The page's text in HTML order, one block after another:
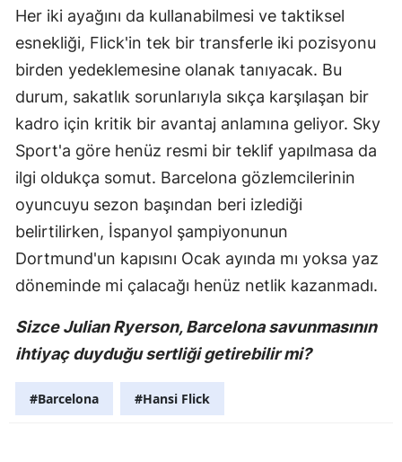
Her iki ayağını da kullanabilmesi ve taktiksel
esnekliği, Flick'in tek bir transferle iki pozisyonu
birden yedeklemesine olanak tanıyacak. Bu
durum, sakatlık sorunlarıyla sıkça karşılaşan bir
kadro için kritik bir avantaj anlamına geliyor. Sky
Sport'a göre henüz resmi bir teklif yapılmasa da
ilgi oldukça somut. Barcelona gözlemcilerinin
oyuncuyu sezon başından beri izlediği
belirtilirken, İspanyol şampiyonunun
Dortmund'un kapısını Ocak ayında mı yoksa yaz
döneminde mi çalacağı henüz netlik kazanmadı.
Sizce Julian Ryerson, Barcelona savunmasının
ihtiyaç duyduğu sertliği getirebilir mi?
#Barcelona #Hansi Flick